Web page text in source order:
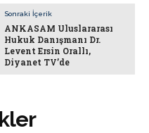
Sonraki İçerik
ANKASAM Uluslararası
Hukuk Danışmanı Dr.
Levent Ersin Orallı,
Diyanet TV’de